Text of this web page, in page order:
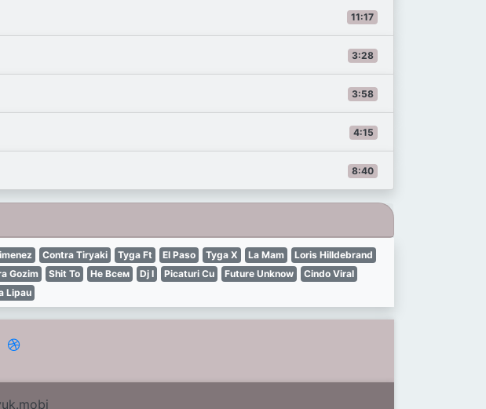
11:17
3:28
3:58
4:15
8:40
Contra Tiryaki Tyga Ft El Paso Tyga X La Mam
Loris Hilldebrand
Gozim Shit To Не Всем Dj I Picaturi Cu Future Unknow
Cindo Viral
Lipau